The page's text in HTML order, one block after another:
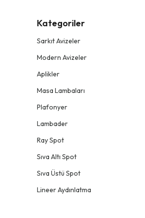
Kategoriler
Sarkıt Avizeler
Modern Avizeler
Aplikler
Masa Lambaları
Plafonyer
Lambader
Ray Spot
Sıva Altı Spot
Sıva Üstü Spot
Lineer Aydınlatma